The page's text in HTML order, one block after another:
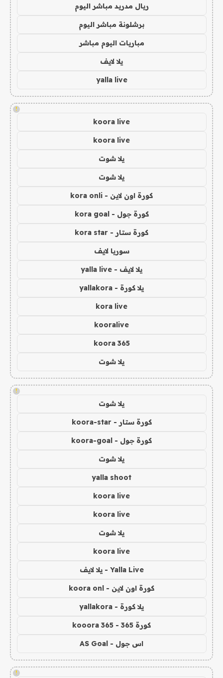
ريال مدريد مباشر اليوم
برشلونة مباشر اليوم
مباريات اليوم مباشر
يلا لايف
yalla live
!
koora live
koora live
يلا شوت
يلا شوت
كورة اون لاين - kora onli
كورة جول - kora goal
كورة ستار - kora star
سوريا لايف
يلا لايف - yalla live
يلا كورة - yallakora
kora live
kooralive
koora 365
يلا شوت
!
يلا شوت
كورة ستار - koora-star
كورة جول - koora-goal
يلا شوت
yalla shoot
koora live
koora live
يلا شوت
koora live
Yalla Live - يلا لايف
كورة اون لاين - koora onl
يلا كورة - yallakora
كورة 365 - kooora 365
اس جول - AS Goal
!